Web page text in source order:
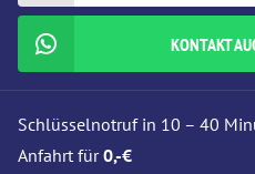
KONTAKT
Schlüsselnotruf in 10 – 40
Anfahrt für0,-€